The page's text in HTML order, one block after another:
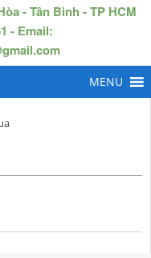
- Tân Bình - TP HCM
- Email: